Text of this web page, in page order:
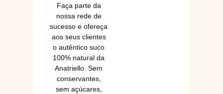
Faça parte da
nossa rede de
sucesso e ofereça
aos seus clientes
o autêntico suco
100% natural da
Anatriello. Sem
conservantes,
sem açúcares,